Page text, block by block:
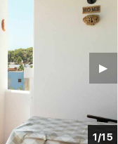
1/15
▶︎